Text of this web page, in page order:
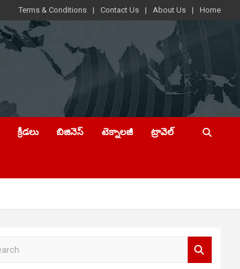
Terms & Conditions Contact Us About Us Home
క్రీడలు బిజినెస్ టెక్నాలజీ ట్రావెల్